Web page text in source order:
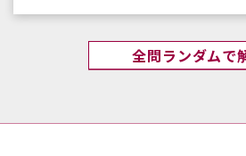
全問ランダムで